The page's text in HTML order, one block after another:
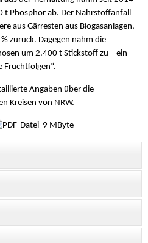
Phosphor ab. Der Nährstoffanfall
aus Gärresten aus Biogasanlagen,
zurück. Dagegen nahm die
um 2.400 t Stickstoff zu – ein
Fruchtfolgen“.
Angaben über die
Kreisen von NRW.
9 MByte